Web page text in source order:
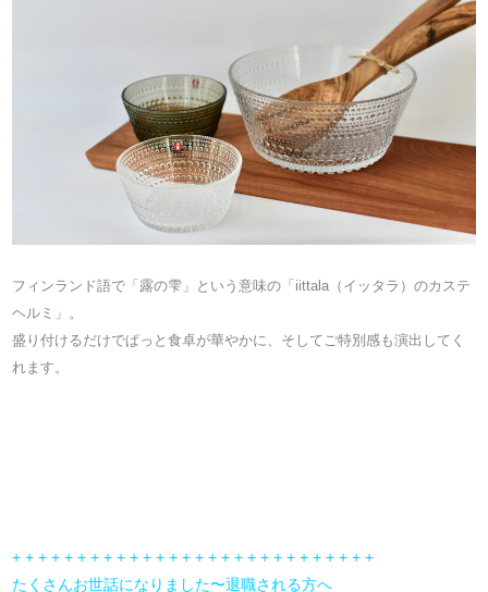
フィンランド語で「露の雫」という意味の「iittala（イッタラ）のカステ
ヘルミ」。
盛り付けるだけでぱっと食卓が華やかに、そしてご特別感も演出してく
れます。
+ + + + + + + + + + + + + + + + + + + + + + + + + + + +
たくさんお世話になりました〜退職される方へ